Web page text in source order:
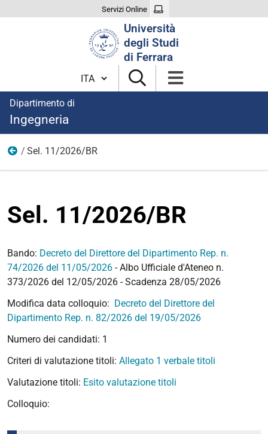
Servizi Online
Università
degli Studi
di Ferrara
Cambia lingua
Dipartimento di
Ingegneria
2026
Sel. 11/2026/BR
Sel. 11/2026/BR
Bando: Decreto del Direttore del Dipartimento Rep. n.
74/2026 del 11/05/2026 - Albo Ufficiale d'Ateneo n.
373/2026 del 12/05/2026 - Scadenza 28/05/2026
Modifica data colloquio: Decreto del Direttore del
Dipartimento Rep. n. 82/2026 del 19/05/2026
Numero dei candidati: 1
Criteri di valutazione titoli: Allegato 1 verbale titoli
Valutazione titoli: Esito valutazione titoli
Colloquio: